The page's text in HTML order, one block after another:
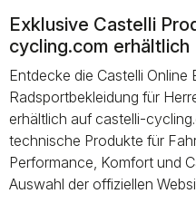
Exklusive Castelli
cycling.com erhältlich
Entdecke die Castelli Online
Radsportbekleidung für
erhältlich auf castelli-
technische Produkte für
Performance, Komfort und
Auswahl der offiziellen